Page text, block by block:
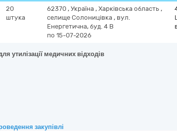
20
штука
62370 , Україна , Харківська область ,
селище Солоницівка , вул.
Енергетична, буд. 4 В
по 15-07-2026
утилізації медичних відходів
закупівлі